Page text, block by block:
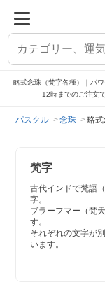
略式念珠（梵字各種）｜パ
12時までのご注文
パスクル 念珠 略式
梵字
古代インドで梵語
字。
ブラーフマー（梵
す。
それぞれの文字が
います。